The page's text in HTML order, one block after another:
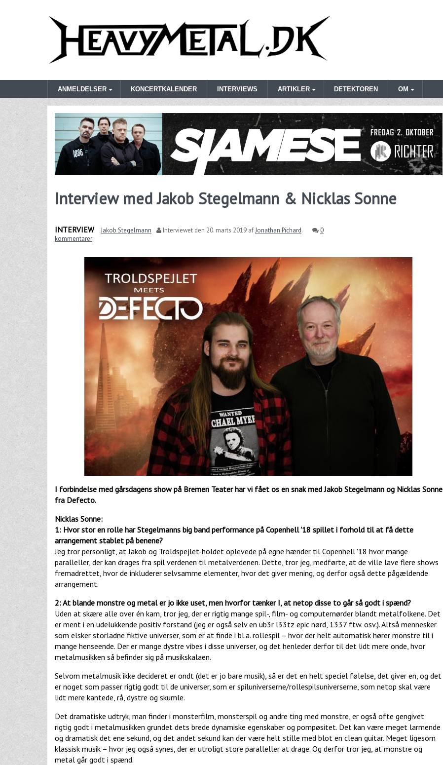
ANMELDELSER KONCERTKALENDER INTERVIEWS ARTIKLER DETEKTOREN OM
Interview med Jakob Stegelmann & Nicklas Sonne
INTERVIEW Jakob Stegelmann Interviewet den 20. marts 2019 afJonathan Pichard.
0
kommentarer
I forbindelse med gårsdagens show på Bremen Teater har vi fået os en snak med Jakob Stegelmann og Nicklas Sonne
fra Defecto.
Nicklas Sonne:
1: Hvor stor en rolle har Stegelmanns big band performance på Copenhell '18 spillet i forhold til at få dette
arrangement stablet på benene?
Jeg tror personligt, at Jakob og Troldspejlet-holdet oplevede på egne hænder til Copenhell '18 hvor mange
paralleller, der kan drages fra spil verdenen til metalverdenen. Dette, tror jeg, medførte, at de ville lave flere shows
fremadrettet, hvor de inkluderer selvsamme elementer, hvor det giver mening, og derfor også dette pågældende
arrangement.
2: At blande monstre og metal er jo ikke uset, men hvorfor tænker I, at netop disse to går så godt i spænd?
Uden at skære alle over én kam, tror jeg, der er rigtig mange spil-, film- og computernørder blandt metalfolkene. Det
er ment i en udelukkende positiv forstand (jeg er også selv en ub3r l33tz epic nørd, 1337 ftw. osv.). Altså mennesker
som elsker storladne fiktive universer, som er at finde i bl.a. rollespil – hvor der helt automatisk hører monstre til i
mange henseende. Der er mange dystre vibes i disse universer, og det henleder derfor til det lidt mere onde, hvor
metalmusikken så befinder sig på musikskalaen.
Selvom metalmusik ikke decideret er ondt (det er jo bare musik), så er det en helt speciel følelse, det giver en, og det
er noget som passer rigtig godt til de universer, som er spiluniverserne/rollespilsuniverserne, som netop skal være
lidt mere kantede, rå, dystre og skumle.
Det dramatiske udtryk, man finder i monsterfilm, monsterspil og andre ting med monstre, er også ofte gengivet
rigtig godt i metalmusikken grundet dets brede dynamiske egenskaber og pompøsitet. Det kan være meget larmende
og dramatisk det ene sekund, og det andet sekund kan der være helt stille med blot en clean guitar. Meget ligesom
klassisk musik – hvor jeg også synes, der er utroligt store paralleller at drage. Og derfor tror jeg, at monstre og
metal går godt i spænd.